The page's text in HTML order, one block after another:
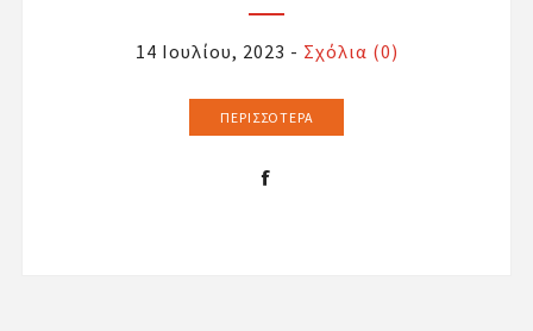
14 Ιουλίου, 2023 - Σχόλια (0)
ΠΕΡΙΣΣΌΤΕΡΑ